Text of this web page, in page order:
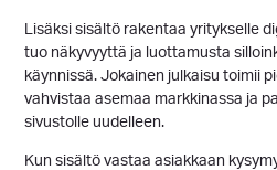
Lisäksi sisältö rakentaa yritykselle
tuo näkyvyyttä ja luottamusta
käynnissä. Jokainen julkaisu toimii
vahvistaa asemaa markkinassa ja
sivustolle uudelleen.
Kun sisältö vastaa asiakkaan